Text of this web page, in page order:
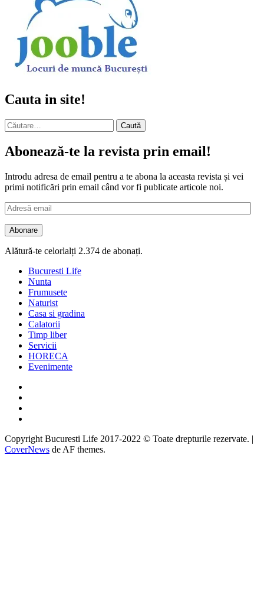
Cauta in site!
Caută
după:
Abonează-te la revista prin email!
Introdu adresa de email pentru a te abona la aceasta revista și vei
primi notificări prin email când vor fi publicate articole noi.
Adresă
email
Abonare
Alătură-te celorlalți 2.374 de abonați.
Bucuresti Life
Nunta
Frumusete
Naturist
Casa si gradina
Calatorii
Timp liber
Servicii
HORECA
Evenimente
Copyright Bucuresti Life 2017-2022 © Toate drepturile rezervate. |
CoverNews de AF themes.